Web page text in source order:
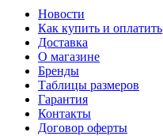
Новости
Как купить и оплатить
Доставка
О магазине
Бренды
Таблицы размеров
Гарантия
Контакты
Договор оферты